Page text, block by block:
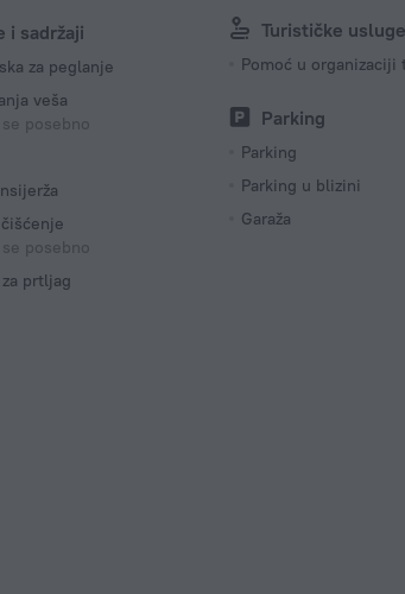
i sadržaji
za peglanje
veša
posebno
posebno
prtljag
Turističke usluge
Pomoć u
Parking
Parking
Parking u blizini
Garaža